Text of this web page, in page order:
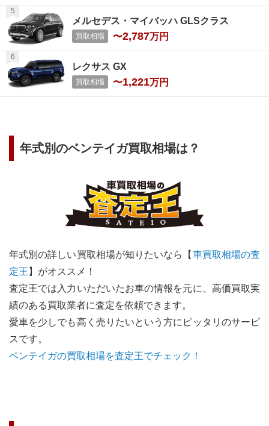
メルセデス・マイバッハ GLSクラス
買取相場 〜2,787万円
レクサス GX
買取相場 〜1,221万円
年式別のベンテイガ買取相場は？
年式別の詳しい買取相場が知りたいなら【 車買取相場の査
定王 】がオススメ！
査定王では入力いただいたお車の情報を元に、高価買取実
績のある買取業者に査定を依頼できます。
愛車を少しでも高く売りたいという方にピッタリのサービ
スです。
ベンテイガの買取相場を査定王でチェック！